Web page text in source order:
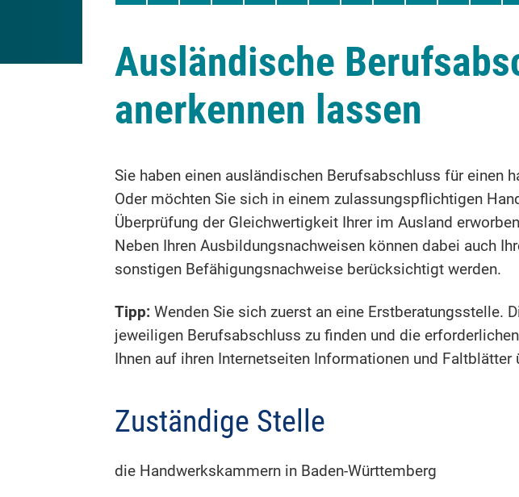
Ausländische
anerkennen lassen
Sie haben einen ausländischen Berufsabschluss für einen
Oder möchten Sie sich in einem zulassungspflichtigen
Überprüfung der Gleichwertigkeit Ihrer im Ausland
Neben Ihren Ausbildungsnachweisen können dabei auch
sonstigen Befähigungsnachweise berücksichtigt werden.
Tipp: Wenden Sie sich zuerst an eine Erstberatungsstelle.
jeweiligen Berufsabschluss zu finden und die
Ihnen auf ihren Internetseiten Informationen und
Zuständige Stelle
die Handwerkskammern in Baden-Württemberg